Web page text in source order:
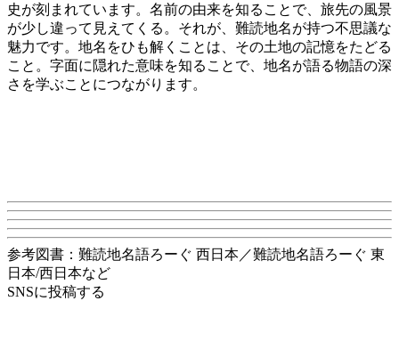
史が刻まれています。名前の由来を知ることで、旅先の風景
が少し違って見えてくる。それが、難読地名が持つ不思議な
魅力です。地名をひも解くことは、その土地の記憶をたどる
こと。字面に隠れた意味を知ることで、地名が語る物語の深
さを学ぶことにつながります。
参考図書：難読地名語ろーぐ 西日本／難読地名語ろーぐ 東
日本/西日本など
SNSに投稿する